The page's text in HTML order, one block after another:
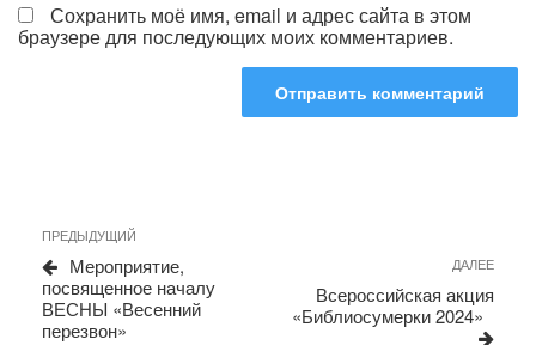
Сохранить моё имя, email и адрес сайта в этом
браузере для последующих моих комментариев.
Навигация
по
записям
Предыдущая
запись
ПРЕДЫДУЩИЙ
Мероприятие,
посвященное началу
ВЕСНЫ «Весенний
перезвон»
ДАЛЕЕ
Всероссийская акция
«Библиосумерки 2024»